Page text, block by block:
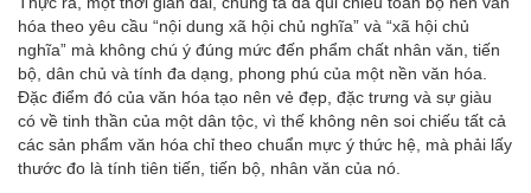
hóa theo yêu cầu “nội dung xã hội chủ nghĩa” và “xã hội chủ
nghĩa” mà không chú ý đúng mức đến phẩm chất nhân văn, tiến
bộ, dân chủ và tính đa dạng, phong phú của một nền văn hóa.
Đặc điểm đó của văn hóa tạo nên vẻ đẹp, đặc trưng và sự giàu
có về tinh thần của một dân tộc, vì thế không nên soi chiếu tất cả
các sản phẩm văn hóa chỉ theo chuẩn mực ý thức hệ, mà phải lấy
thước đo là tính tiên tiến, tiến bộ, nhân văn của nó.